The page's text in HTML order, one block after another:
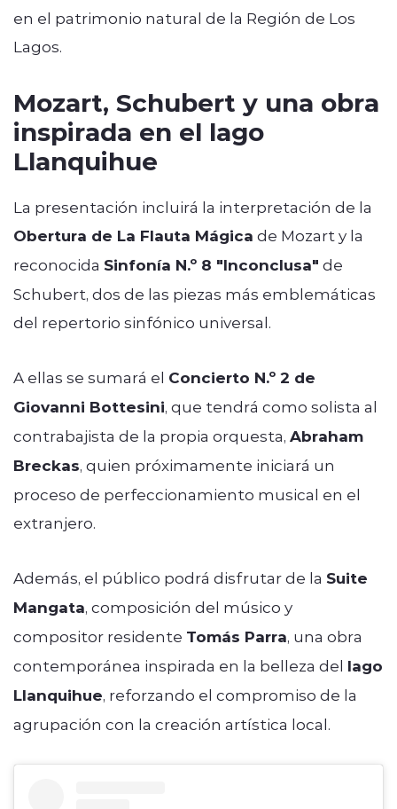
en el patrimonio natural de la Región de Los
Lagos.
Mozart, Schubert y una obra
inspirada en el lago
Llanquihue
La presentación incluirá la interpretación de la
Obertura de La Flauta Mágica de Mozart y la
reconocida Sinfonía N.º 8 "Inconclusa" de
Schubert, dos de las piezas más emblemáticas
del repertorio sinfónico universal.
A ellas se sumará el Concierto N.º 2 de
Giovanni Bottesini, que tendrá como solista al
contrabajista de la propia orquesta, Abraham
Breckas, quien próximamente iniciará un
proceso de perfeccionamiento musical en el
extranjero.
Además, el público podrá disfrutar de la Suite
Mangata, composición del músico y
compositor residente Tomás Parra, una obra
contemporánea inspirada en la belleza del lago
Llanquihue, reforzando el compromiso de la
agrupación con la creación artística local.